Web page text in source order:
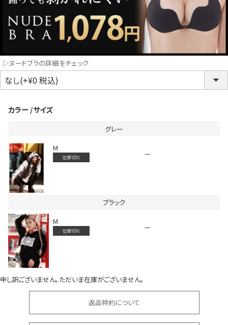
LINE連携でクーポンもらえる!!
同一商品まとめ買いキャンペーン
インスタ写真投稿キャンペーン！
▷ヌードブラの詳細をチェック
カラー サイズ
グレー
M
在庫切れ —
ブラック
M
在庫切れ —
申し訳ございません。ただいま在庫がございません。
返品特約について